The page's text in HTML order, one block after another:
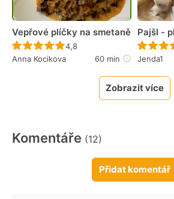
Vepřové plíčky na smetaně
Recept ještě nebyl hodnocen
4,8
Anna Kocikova
60 min
Pajšl -
Jenda1
Zobrazit více
Komentáře (12)
Přidat komentář